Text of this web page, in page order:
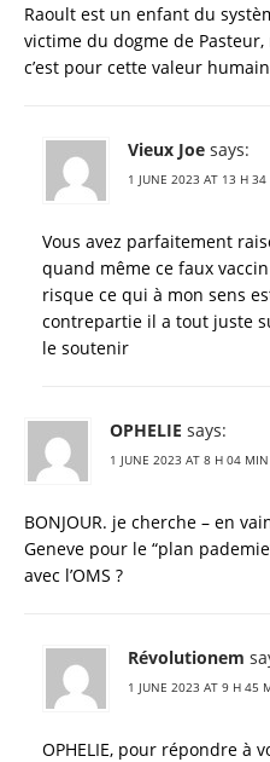
Raoult est un enfant du
victime du dogme de
c’est pour cette valeur
Vieux Joe says:
1 JUNE 2023 AT 13 H 34
Vous avez parfaitement
quand même ce faux
risque ce qui à mon sens
contrepartie il a tout juste
le soutenir
OPHELIE says:
1 JUNE 2023 AT 8 H 04 MIN
BONJOUR. je cherche – en
Geneve pour le “plan
avec l’OMS ?
Révolutionem
1 JUNE 2023 AT 9 H 45
OPHELIE, pour répondre à